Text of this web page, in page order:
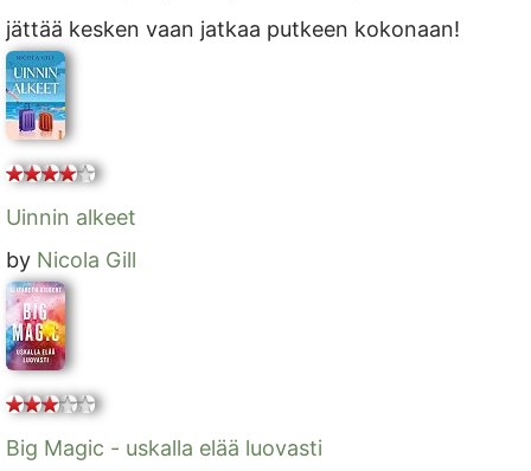
jättää kesken vaan jatkaa putkeen kokonaan!
Uinnin alkeet
by Nicola Gill
Big Magic - uskalla elää luovasti